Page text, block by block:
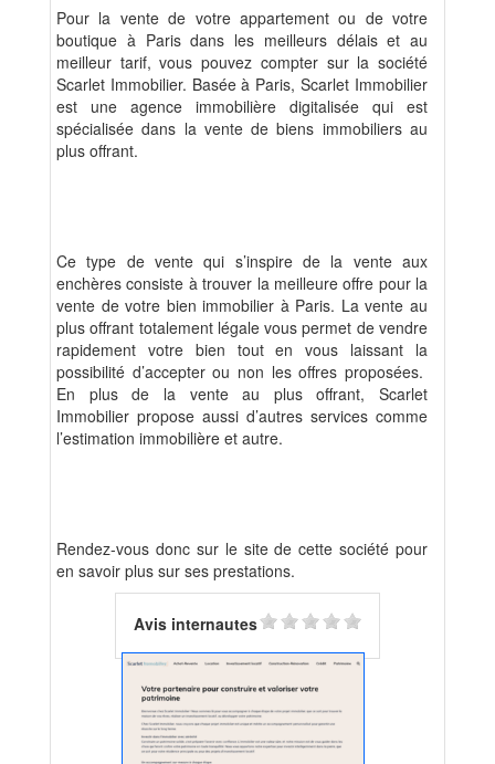
Pour la vente de votre appartement ou de votre
boutique à Paris dans les meilleurs délais et au
meilleur tarif, vous pouvez compter sur la société
Scarlet Immobilier. Basée à Paris, Scarlet Immobilier
est une agence immobilière digitalisée qui est
spécialisée dans la vente de biens immobiliers au
plus offrant.
Ce type de vente qui s’inspire de la vente aux
enchères consiste à trouver la meilleure offre pour la
vente de votre bien immobilier à Paris. La vente au
plus offrant totalement légale vous permet de vendre
rapidement votre bien tout en vous laissant la
possibilité d’accepter ou non les offres proposées.
En plus de la vente au plus offrant, Scarlet
Immobilier propose aussi d’autres services comme
l’estimation immobilière et autre.
Rendez-vous donc sur le site de cette société pour
en savoir plus sur ses prestations.
Avis internautes